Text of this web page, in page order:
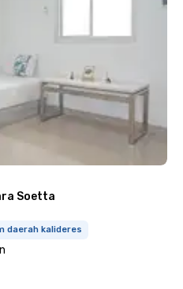
Soetta
daerah kalideres